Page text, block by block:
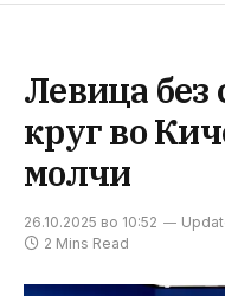
Левица без
круг во
молчи
26.10.2025 во 10:52
2 Mins Read